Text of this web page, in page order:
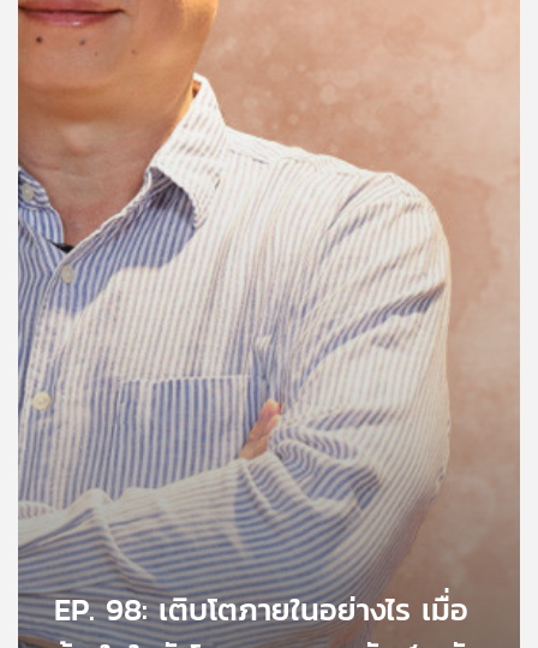
บทความ
ข่าว
และ
กิจกรรม
เกี่ยว
กับ
เรา
เครือ
ข่าย
วิทยุ
ไทย EP. 98: เติบโตภายในอย่างไร เมื่อ